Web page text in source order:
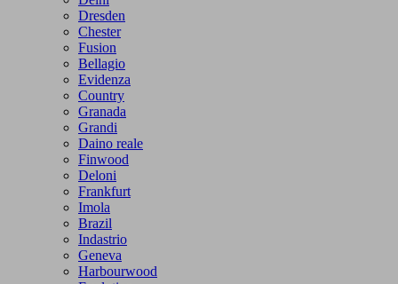
Dresden
Chester
Fusion
Bellagio
Evidenza
Country
Granada
Grandi
Daino reale
Finwood
Deloni
Frankfurt
Imola
Brazil
Indastrio
Geneva
Harbourwood